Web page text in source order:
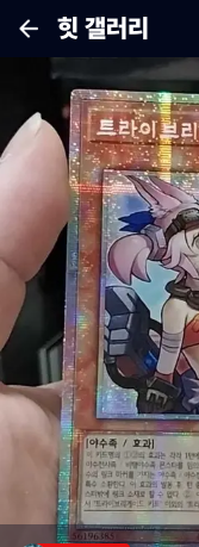
힛 갤러리